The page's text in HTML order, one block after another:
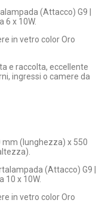
(Attacco) G9 |
6 x 10W.
in vetro color Oro
e raccolta, eccellente
ingressi o camere da
mm (lunghezza) x 550
(Attacco) G9 |
10 x 10W.
in vetro color Oro